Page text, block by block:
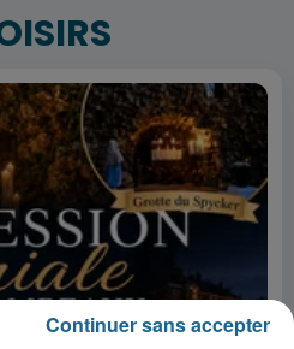
Continuer sans accepter